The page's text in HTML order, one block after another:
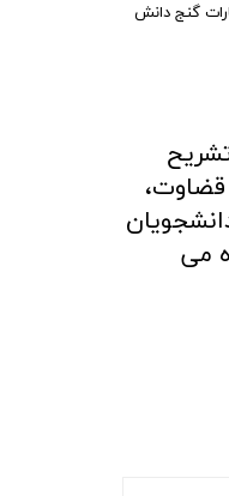
قضاوت،
می